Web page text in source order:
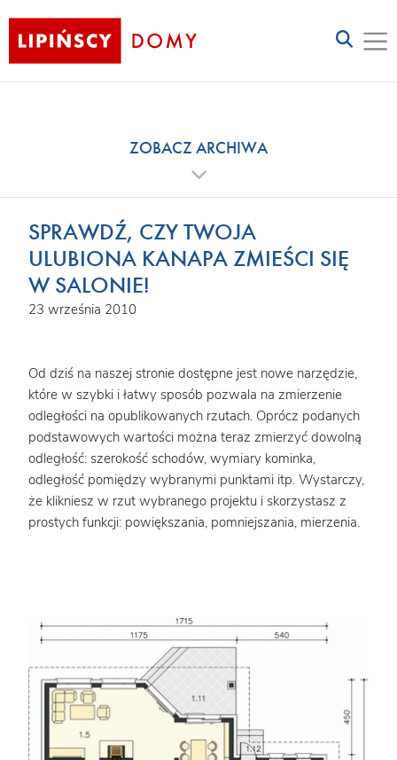
ZOBACZ ARCHIWA
SPRAWDŹ, CZY TWOJA
ULUBIONA KANAPA ZMIEŚCI SIĘ
W SALONIE!
23 września 2010
Od dziś na naszej stronie dostępne jest nowe narzędzie,
które w szybki i łatwy sposób pozwala na zmierzenie
odległości na opublikowanych rzutach. Oprócz podanych
podstawowych wartości można teraz zmierzyć dowolną
odległość: szerokość schodów, wymiary kominka,
odległość pomiędzy wybranymi punktami itp. Wystarczy,
że klikniesz w rzut wybranego projektu i skorzystasz z
prostych funkcji: powiększania, pomniejszania, mierzenia.